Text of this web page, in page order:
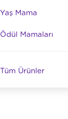
Yaş Mama
Ödül Mamaları
Tüm Ürünler